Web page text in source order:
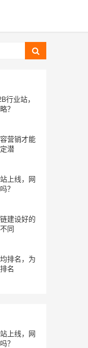
行业站，
？
营销才能
潜
上线，网
？
建设好的
同
排名，为
名
上线，网
？